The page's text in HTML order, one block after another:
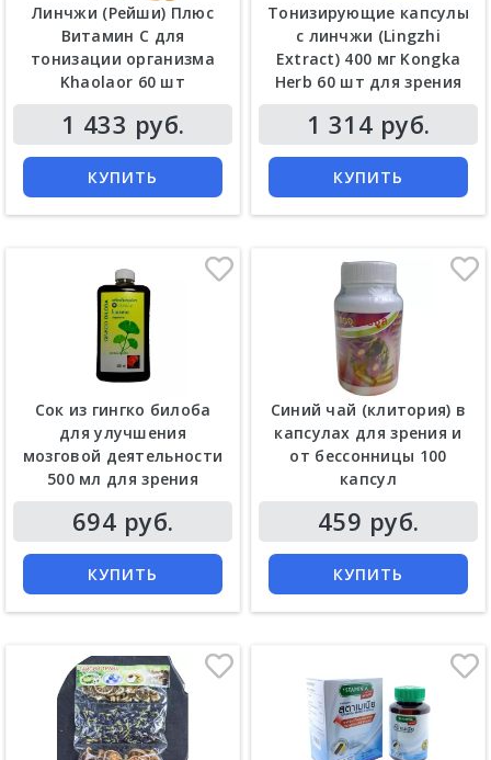
Линчжи (Рейши) Плюс
Витамин C для
тонизации организма
Khaolaor 60 шт
1 433 руб.
КУПИТЬ
Тонизирующие капсулы
с линчжи (Lingzhi
Extract) 400 мг Kongka
Herb 60 шт для зрения
1 314 руб.
КУПИТЬ
Сок из гингко билоба
для улучшения
мозговой деятельности
500 мл для зрения
694 руб.
КУПИТЬ
Синий чай (клитория) в
капсулах для зрения и
от бессонницы 100
капсул
459 руб.
КУПИТЬ